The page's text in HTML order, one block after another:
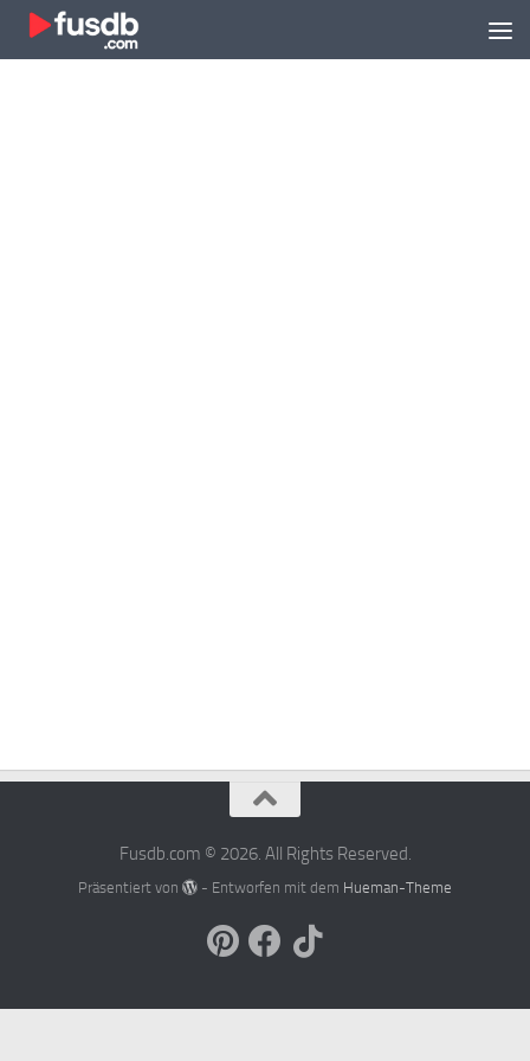
Zum Inhalt springen
Fusdb.com © 2026. All Rights Reserved.
Präsentiert von - Entworfen mit dem Hueman-Theme